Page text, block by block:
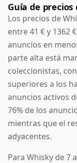
Guía de precios
Los precios de
entre 41 € y 1362
anuncios en
parte alta está
coleccionistas,
superiores a los
anuncios activos
76% de los
mientras que el
adyacentes.
Para Whisky de 7